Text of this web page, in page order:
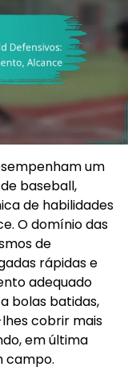
um
de baseball,
de habilidades
O domínio das
de
rápidas e
adequado
bolas batidas,
cobrir mais
em última
campo.